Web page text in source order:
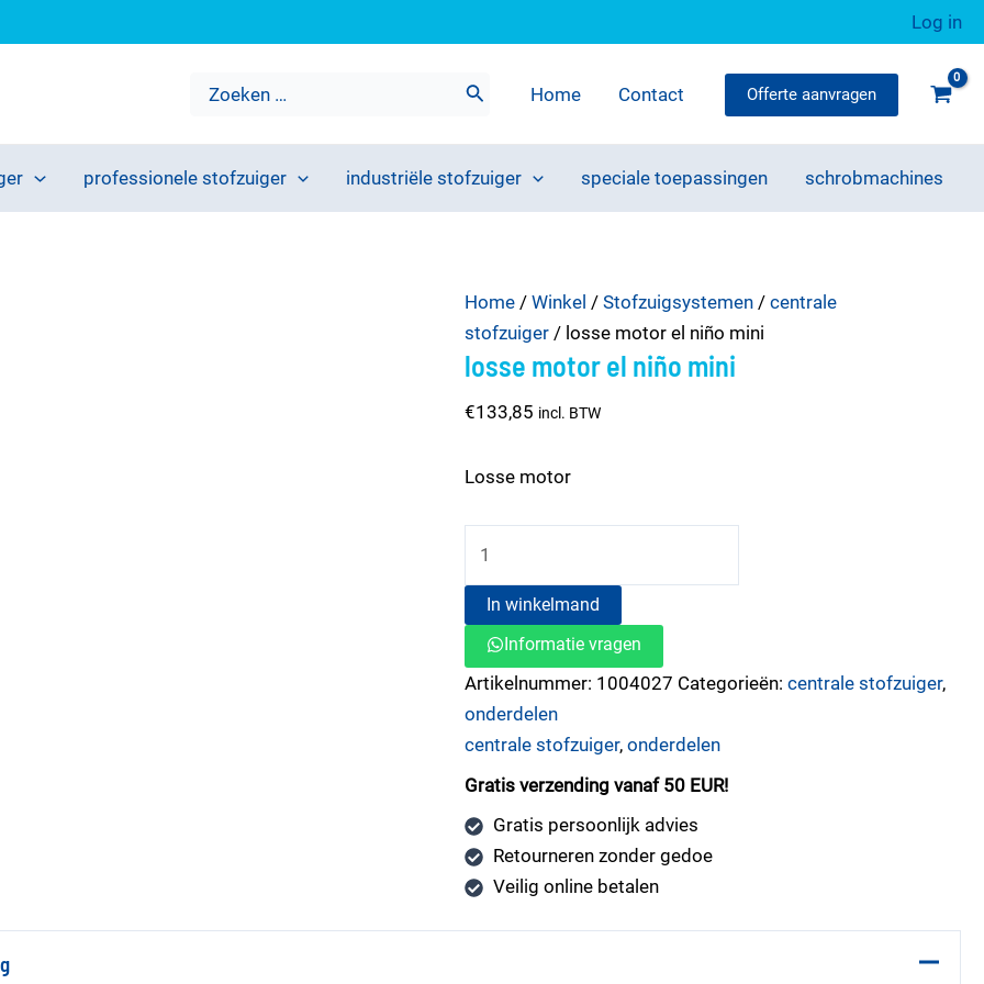
Log in
Zoeken
naar:
Home Contact Offerte aanvragen
professionele stofzuiger industriële stofzuiger speciale toepassingen schrobmachines
Home /Winkel /Stofzuigsystemen /centrale
stofzuiger / losse motor el niño mini
losse motor el niño mini
€133,85 incl. BTW
Losse motor
losse
motor
el
mini
In winkelmand
Informatie vragen
Artikelnummer: 1004027 Categorieën:centrale stofzuiger,
onderdelen
centrale stofzuiger,onderdelen
Gratis verzending vanaf 50 EUR!
Gratis persoonlijk advies
Retourneren zonder gedoe
Veilig online betalen